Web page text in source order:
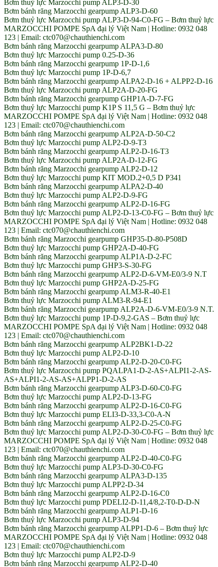
Bơm thuỷ lực Marzocchi pump ALP3-D-30
Bơm bánh răng Marzocchi gearpump ALP3-D-60
Bơm thuỷ lực Marzocchi pump ALP3-D-94-C0-FG – Bơm thuỷ lực
MARZOCCHI POMPE SpA đại lý Việt Nam | Hotline: 0932 048
123 | Email: ctc070@chauthienchi.com
Bơm bánh răng Marzocchi gearpump ALPA3-D-80
Bơm thuỷ lực Marzocchi pump 0.25-D-36
Bơm bánh răng Marzocchi gearpump 1P-D-1,6
Bơm thuỷ lực Marzocchi pump 1P-D-6,7
Bơm bánh răng Marzocchi gearpump ALPA2-D-16 + ALPP2-D-16
Bơm thuỷ lực Marzocchi pump ALP2A-D-20-FG
Bơm bánh răng Marzocchi gearpump GHP1A-D-7-FG
Bơm thuỷ lực Marzocchi pump K1P S 11,5 G – Bơm thuỷ lực
MARZOCCHI POMPE SpA đại lý Việt Nam | Hotline: 0932 048
123 | Email: ctc070@chauthienchi.com
Bơm bánh răng Marzocchi gearpump ALP2A-D-50-C2
Bơm thuỷ lực Marzocchi pump ALP2-D-9-T3
Bơm bánh răng Marzocchi gearpump ALP2-D-16-T3
Bơm thuỷ lực Marzocchi pump ALP2A-D-12-FG
Bơm bánh răng Marzocchi gearpump ALP2-D-12
Bơm thuỷ lực Marzocchi pump KIT MOD.2+0,5 D P341
Bơm bánh răng Marzocchi gearpump ALPA2-D-40
Bơm thuỷ lực Marzocchi pump ALP2-D-9-FG
Bơm bánh răng Marzocchi gearpump ALP2-D-16-FG
Bơm thuỷ lực Marzocchi pump ALP2-D-13-C0-FG – Bơm thuỷ lực
MARZOCCHI POMPE SpA đại lý Việt Nam | Hotline: 0932 048
123 | Email: ctc070@chauthienchi.com
Bơm bánh răng Marzocchi gearpump GHP35-D-80-P508D
Bơm thuỷ lực Marzocchi pump GHP2A-D-40-FG
Bơm bánh răng Marzocchi gearpump ALP1A-D-2-FC
Bơm thuỷ lực Marzocchi pump GHP3-S-30-FG
Bơm bánh răng Marzocchi gearpump ALP2-D-6-VM-E0/3-9 N.T
Bơm thuỷ lực Marzocchi pump GHP2A-D-25-FG
Bơm bánh răng Marzocchi gearpump ALM3-R-40-E1
Bơm thuỷ lực Marzocchi pump ALM3-R-94-E1
Bơm bánh răng Marzocchi gearpump ALP2A-D-6-VM-E0/3-9 N.T.
Bơm thuỷ lực Marzocchi pump 1P-D-9,2-GAS – Bơm thuỷ lực
MARZOCCHI POMPE SpA đại lý Việt Nam | Hotline: 0932 048
123 | Email: ctc070@chauthienchi.com
Bơm bánh răng Marzocchi gearpump ALP2BK1-D-22
Bơm thuỷ lực Marzocchi pump ALP2-D-10
Bơm bánh răng Marzocchi gearpump ALP2-D-20-C0-FG
Bơm thuỷ lực Marzocchi pump PQALPA1-D-2-AS+ALPI1-2-AS-
AS+ALPI1-2-AS-AS+ALPP1-D-2-AS
Bơm bánh răng Marzocchi gearpump ALP3-D-60-C0-FG
Bơm thuỷ lực Marzocchi pump ALP2-D-13-FG
Bơm bánh răng Marzocchi gearpump ALP2-D-16-C0-FG
Bơm thuỷ lực Marzocchi pump ELI3-D-33,3-C0-A-N
Bơm bánh răng Marzocchi gearpump ALP2-D-25-C0-FG
Bơm thuỷ lực Marzocchi pump ALP2-D-30-C0-FG – Bơm thuỷ lực
MARZOCCHI POMPE SpA đại lý Việt Nam | Hotline: 0932 048
123 | Email: ctc070@chauthienchi.com
Bơm bánh răng Marzocchi gearpump ALP2-D-40-C0-FG
Bơm thuỷ lực Marzocchi pump ALP3-D-30-C0-FG
Bơm bánh răng Marzocchi gearpump ALPA3-D-135
Bơm thuỷ lực Marzocchi pump ALPP2-D-34
Bơm bánh răng Marzocchi gearpump ALP2-D-16-C0
Bơm thuỷ lực Marzocchi pump PDELI2-D-11,4/8,2-T0-D-D-N
Bơm bánh răng Marzocchi gearpump ALP1-D-16
Bơm thuỷ lực Marzocchi pump ALP3-D-94
Bơm bánh răng Marzocchi gearpump ALPP1-D-6 – Bơm thuỷ lực
MARZOCCHI POMPE SpA đại lý Việt Nam | Hotline: 0932 048
123 | Email: ctc070@chauthienchi.com
Bơm thuỷ lực Marzocchi pump ALP2-D-9
Bơm bánh răng Marzocchi gearpump ALP2-D-40